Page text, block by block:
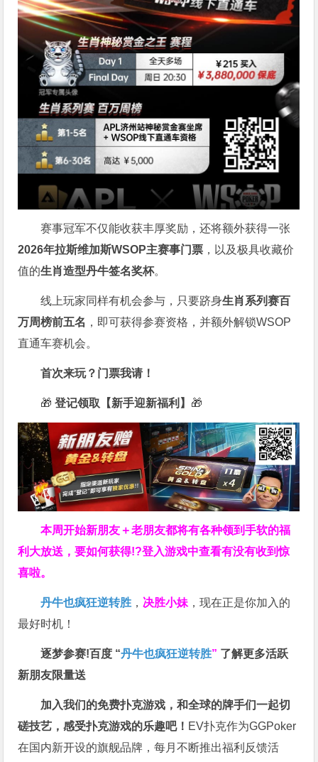
赛事冠军不仅能收获丰厚奖励，还将额外获得一张
2026年拉斯维加斯WSOP主赛事门票 ，以及极具收藏价
值的生肖造型丹牛签名奖杯。
线上玩家同样有机会参与，只要跻身生肖系列赛百
万周榜前五名 ，即可获得参赛资格，并额外解锁WSOP
直通车赛机会。
首次来玩？门票我请！
🎁 登记领取【新手迎新福利】 🎁
本周开始新朋友＋老朋友都将有各种领到手软的福
利大放送，要如何获得!?登入游戏中查看有没有收到惊
喜啦。
丹牛也疯狂逆转胜 ， 决胜小妹 ，现在正是你加入的
最好时机！
逐梦参赛!百度 “丹牛也疯狂逆转胜” 了解更多活跃
新朋友限量送
加入我们的免费扑克游戏，和全球的牌手们一起切
磋技艺，感受扑克游戏的乐趣吧！ EV扑克作为GGPoker
在国内新开设的旗舰品牌，每月不断推出福利反馈活